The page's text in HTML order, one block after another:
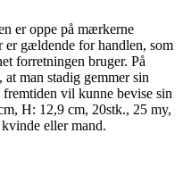
er oppe på mærkerne
gældende for handlen, som
forretningen bruger. På
man stadig gemmer sin
vil kunne bevise sin
H: 12,9 cm, 20stk., 25 my,
eller mand.